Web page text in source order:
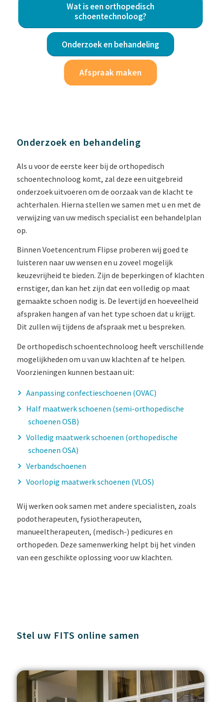
Wat is een orthopedisch
schoentechnoloog?
Onderzoek en behandeling
Afspraak maken
Onderzoek en behandeling
Als u voor de eerste keer bij de orthopedisch
schoentechnoloog komt, zal deze een uitgebreid
onderzoek uitvoeren om de oorzaak van de klacht te
achterhalen. Hierna stellen we samen met u en met de
verwijzing van uw medisch specialist een behandelplan
op.
Binnen Voetencentrum Flipse proberen wij goed te
luisteren naar uw wensen en u zoveel mogelijk
keuzevrijheid te bieden. Zijn de beperkingen of klachten
ernstiger, dan kan het zijn dat een volledig op maat
gemaakte schoen nodig is. De levertijd en hoeveelheid
afspraken hangen af van het type schoen dat u krijgt.
Dit zullen wij tijdens de afspraak met u bespreken.
De orthopedisch schoentechnoloog heeft verschillende
mogelijkheden om u van uw klachten af te helpen.
Voorzieningen kunnen bestaan uit:
Aanpassing confectieschoenen (OVAC)
Half maatwerk schoenen (semi-orthopedische
schoenen OSB)
Volledig maatwerk schoenen (orthopedische
schoenen OSA)
Verbandschoenen
Voorlopig maatwerk schoenen (VLOS)
Wij werken ook samen met andere specialisten, zoals
podotherapeuten, fysiotherapeuten,
manueeltherapeuten, (medisch-) pedicures en
orthopeden. Deze samenwerking helpt bij het vinden
van een geschikte oplossing voor uw klachten.
Stel uw FITS online samen